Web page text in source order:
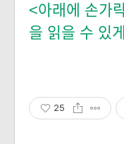
<아래에 손가
을 읽을 수 있
25